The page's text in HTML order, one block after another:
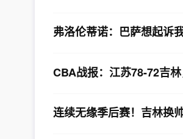
弗洛伦蒂诺：巴萨想起诉
CBA战报：江苏78-72吉
连续无缘季后赛！吉林换